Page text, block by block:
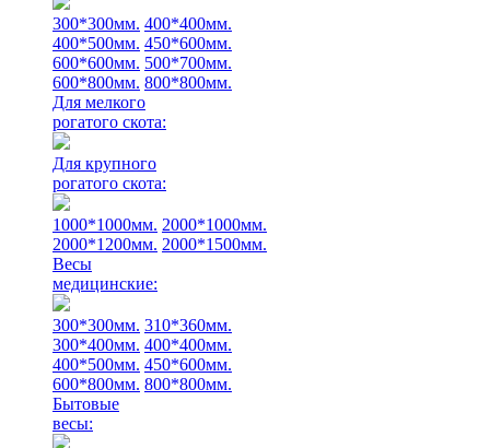
300*300мм. 400*400мм.
400*500мм. 450*600мм.
600*600мм. 500*700мм.
600*800мм. 800*800мм.
Для мелкого
рогатого скота:
Для крупного
рогатого скота:
1000*1000мм. 2000*1000мм.
2000*1200мм. 2000*1500мм.
Весы
медицинские:
300*300мм. 310*360мм.
300*400мм. 400*400мм.
400*500мм. 450*600мм.
600*800мм. 800*800мм.
Бытовые
весы: